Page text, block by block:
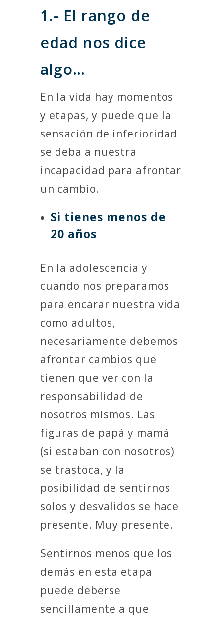
1.- El rango de
edad nos dice
algo…
En la vida hay momentos
y etapas, y puede que la
sensación de inferioridad
se deba a nuestra
incapacidad para afrontar
un cambio.
Si tienes menos de
20 años
En la adolescencia y
cuando nos preparamos
para encarar nuestra vida
como adultos,
necesariamente debemos
afrontar cambios que
tienen que ver con la
responsabilidad de
nosotros mismos. Las
figuras de papá y mamá
(si estaban con nosotros)
se trastoca, y la
posibilidad de sentirnos
solos y desvalidos se hace
presente. Muy presente.
Sentirnos menos que los
demás en esta etapa
puede deberse
sencillamente a que